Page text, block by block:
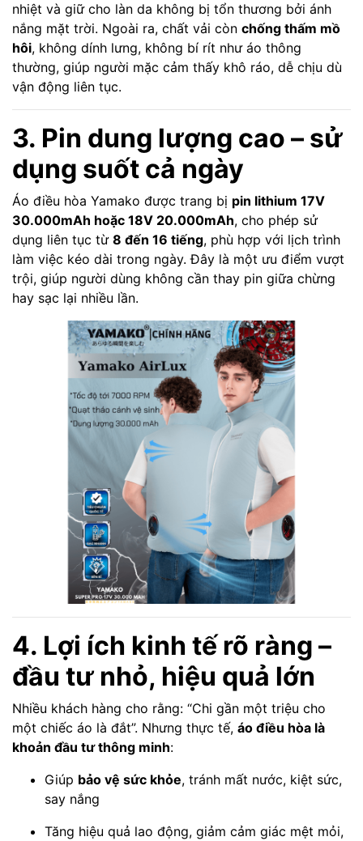
nhiệt và giữ cho làn da không bị tổn thương bởi ánh
nắng mặt trời. Ngoài ra, chất vải còn chống thấm mồ
hôi, không dính lưng, không bí rít như áo thông
thường, giúp người mặc cảm thấy khô ráo, dễ chịu dù
vận động liên tục.
3. Pin dung lượng cao – sử
dụng suốt cả ngày
Áo điều hòa Yamako được trang bị pin lithium 17V
30.000mAh hoặc 18V 20.000mAh, cho phép sử
dụng liên tục từ 8 đến 16 tiếng, phù hợp với lịch trình
làm việc kéo dài trong ngày. Đây là một ưu điểm vượt
trội, giúp người dùng không cần thay pin giữa chừng
hay sạc lại nhiều lần.
4. Lợi ích kinh tế rõ ràng –
đầu tư nhỏ, hiệu quả lớn
Nhiều khách hàng cho rằng: “Chi gần một triệu cho
một chiếc áo là đắt”. Nhưng thực tế, áo điều hòa là
khoản đầu tư thông minh:
Giúp bảo vệ sức khỏe, tránh mất nước, kiệt sức,
say nắng
Tăng hiệu quả lao động, giảm cảm giác mệt mỏi,